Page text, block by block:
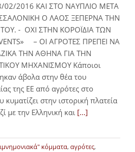
2016 ΚΑΙ ΣΤΟ ΝΑΥΠΛΙΟ ΜΕΤΑ
Ο ΛΑΟΣ ΞΕΠΕΡΝΑ ΤΗΝ
ΤΟΥ. - ΟΧΙ ΣΤΗΝ ΚΟΡΟΪΔΙΑ ΤΩΝ
– ΟΙ ΑΓΡΟΤΕΣ ΠΡΕΠΕΙ ΝΑ
ΤΗΝ ΑΘΗΝΑ ΓΙΑ ΤΗΝ
ΜΗΧΑΝΙΣΜΟΥ Κάποιοι
άβολα στην θέα του
της ΕΕ από αγρότες στο
στην ιστορική πλατεία
με την Ελληνική και [...]
κόμματα,αγρότες,